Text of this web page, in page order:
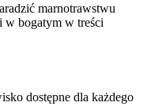
marnotrawstwu
w bogatym w treści
dostępne dla każdego